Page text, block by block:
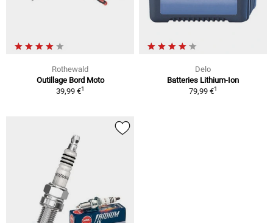
Rothewald
Outillage Bord Moto
39,99 €1
Delo
Batteries Lithium-Ion
79,99 €1